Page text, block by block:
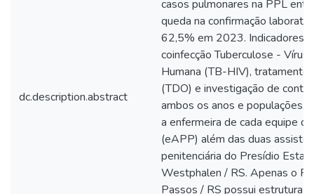
dc.description.abstract
casos pulmonares na PPL
queda na confirmação
62,5% em 2023. Indicadores
coinfecção Tuberculose - Vírus
Humana (TB-HIV),
(TDO) e investigação de
ambos os anos e populações.
a enfermeira de cada equipe
(eAPP) além das duas
penitenciária do Presídio
Westphalen / RS. Apenas o
Passos / RS possui estrutura